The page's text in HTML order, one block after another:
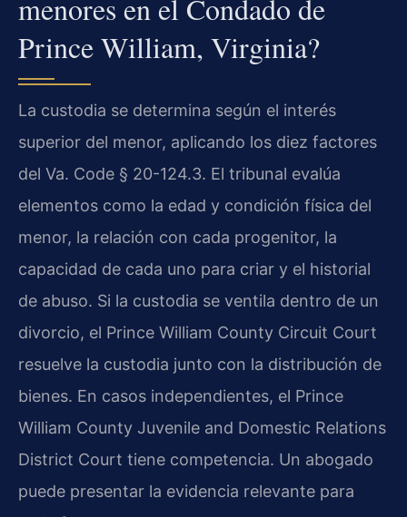
menores en el Condado de
Prince William, Virginia?
La custodia se determina según el interés
superior del menor, aplicando los diez factores
del Va. Code § 20-124.3. El tribunal evalúa
elementos como la edad y condición física del
menor, la relación con cada progenitor, la
capacidad de cada uno para criar y el historial
de abuso. Si la custodia se ventila dentro de un
divorcio, el Prince William County Circuit Court
resuelve la custodia junto con la distribución de
bienes. En casos independientes, el Prince
William County Juvenile and Domestic Relations
District Court tiene competencia. Un abogado
puede presentar la evidencia relevante para